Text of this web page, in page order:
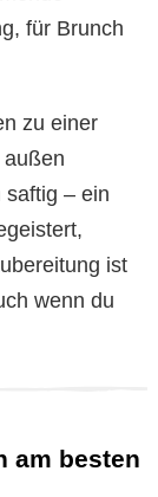
für Brunch
zu einer
außen
saftig – ein
ist
wenn du
am besten